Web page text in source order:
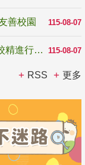
115-08-07
善校園
115-08-07
強化學習歷程檔案推動效能 國教署攜手學校精進行政與教學支持
RSS 更多